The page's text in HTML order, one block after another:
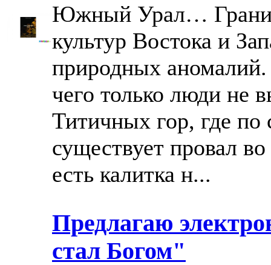
Южный Урал…
культур Востока и
природных
чего только люди не
Титичных гор, где по
существует провал
есть калитка н...
Предлагаю
стал Богом"